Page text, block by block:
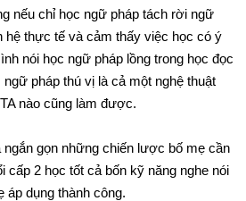
nếu chỉ học ngữ pháp tách rời ngữ
hệ thực tế và cảm thấy việc học có ý
nói học ngữ pháp lồng trong học đọc
pháp thú vị là cả một nghệ thuật
nào cũng làm được.
gọn những chiến lược bố mẹ cần
cấp 2 học tốt cả bốn kỹ năng nghe nói
áp dụng thành công.